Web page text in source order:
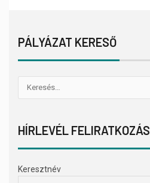
PÁLYÁZAT KERESŐ
HÍRLEVÉL FELIRATKOZÁS
Keresztnév